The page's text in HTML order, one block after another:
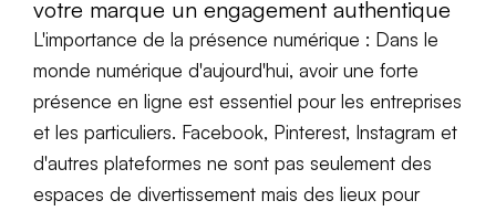
votre marque un engagement authentique
L'importance de la présence numérique : Dans le
monde numérique d'aujourd'hui, avoir une forte
présence en ligne est essentiel pour les entreprises
et les particuliers. Facebook, Pinterest, Instagram et
d'autres plateformes ne sont pas seulement des
espaces de divertissement mais des lieux pour